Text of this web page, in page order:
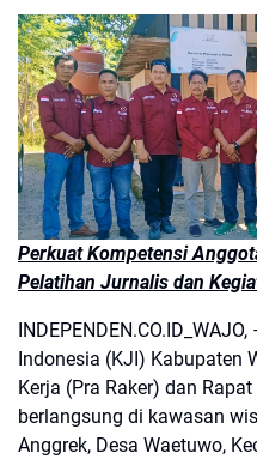
Perkuat Kompetensi
Pelatihan Jurnalis dan
Indonesia (KJI) Kabupaten
Kerja (Pra Raker) dan
berlangsung di kawasan
Anggrek, Desa Waetuwo,